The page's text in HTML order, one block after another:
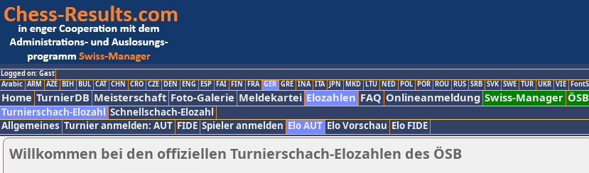
Logged on: Gast
Arabic ARM AZE BIH BUL CAT CHN CRO CZE DEN ENG ESP FAI FIN FRA GER GRE INA ITA JPN MKD LTU NED POL POR ROU RUS SRB SVK SWE TUR UKR VIE
Home TurnierDB Meisterschaft Foto-Galerie Meldekartei Elozahlen FAQ Onlineanmeldung Swiss-Manager ÖSB
Turnierschach-Elozahl Schnellschach-Elozahl
Allgemeines Turnier anmelden: AUT FIDE Spieler anmelden Elo AUT Elo Vorschau Elo FIDE
Willkommen bei den offiziellen Turnierschach-Elozahlen des ÖSB